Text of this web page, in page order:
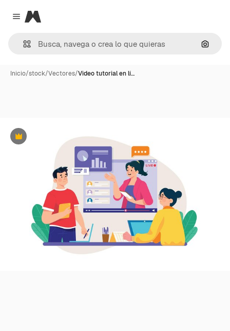
Close menu
Magnific
Inicio/stock/Vectores/Video tutorial en lí…
Premium